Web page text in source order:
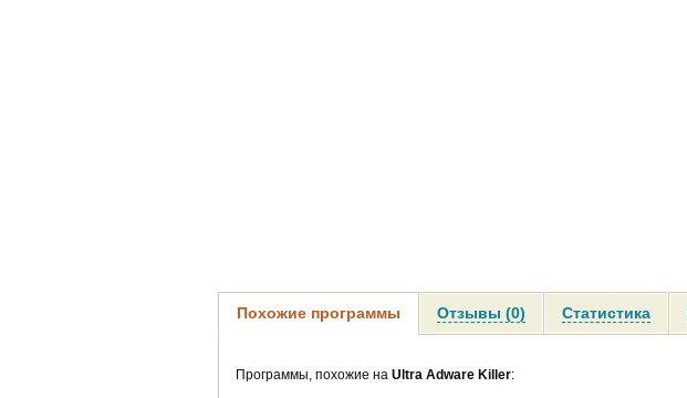
Похожие программы Отзывы (0) Статистика
Программы, похожие на Ultra Adware Killer: